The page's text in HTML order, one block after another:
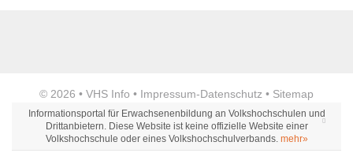
Webseite
© 2026 • VHS Info • Impressum-Datenschutz • Sitemap
Informationsportal für Erwachsenenbildung an Volkshochschulen und
Drittanbietern. Diese Website ist keine offizielle Website einer
Volkshochschule oder eines Volkshochschulverbands. mehr»